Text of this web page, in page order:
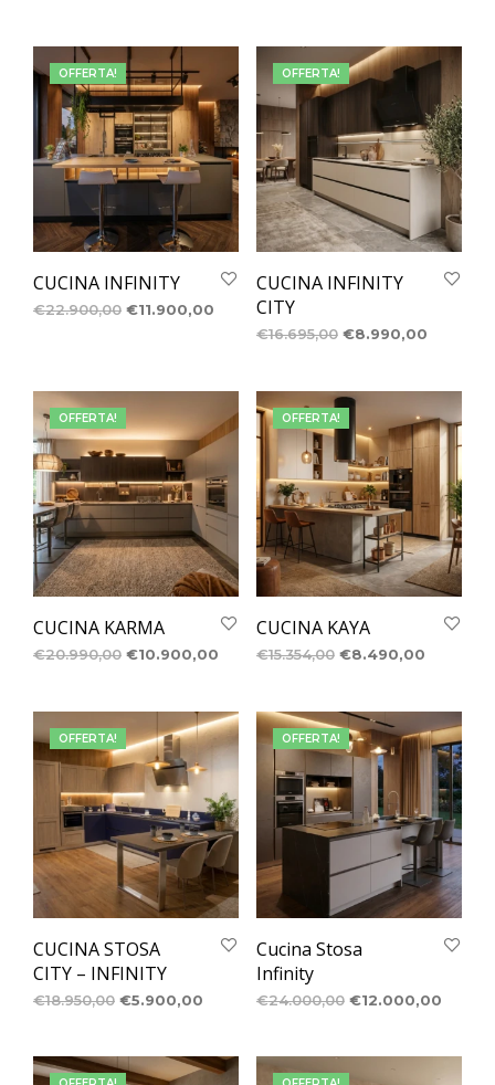
OFFERTA!
CUCINA INFINITY
€22.900,00 €11.900,00
OFFERTA!
CUCINA INFINITY
CITY
€16.695,00 €8.990,00
OFFERTA!
CUCINA KARMA
€20.990,00 €10.900,00
OFFERTA!
CUCINA KAYA
€15.354,00 €8.490,00
OFFERTA!
CUCINA STOSA
CITY – INFINITY
€18.950,00 €5.900,00
OFFERTA!
Cucina Stosa
Infinity
€24.000,00 €12.000,00